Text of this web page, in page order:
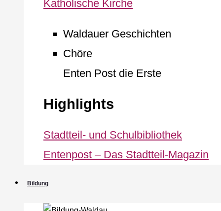
Katholische Kirche
Waldauer Geschichten
Chöre
Enten Post die Erste
Highlights
Stadtteil- und Schulbibliothek
Entenpost – Das Stadtteil-Magazin
Bildung